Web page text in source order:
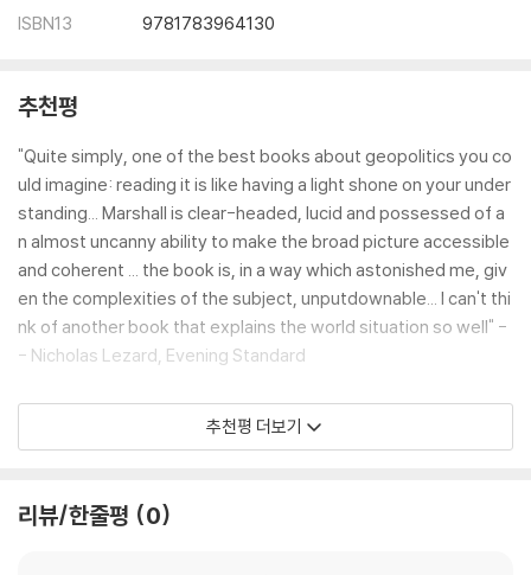
ISBN13
9781783964130
추천평
"Quite simply, one of the best books about geopolitics you co
uld imagine: reading it is like having a light shone on your under
standing... Marshall is clear-headed, lucid and possessed of a
n almost uncanny ability to make the broad picture accessible
and coherent ... the book is, in a way which astonished me, giv
en the complexities of the subject, unputdownable... I can't thi
nk of another book that explains the world situation so well" -
- Nicholas Lezard, Evening Standard
"A fresh way of looking at maps... as guideposts to the often t
horny relations between nations" -- New York Times
추천평 더보기
리뷰/한줄평 0